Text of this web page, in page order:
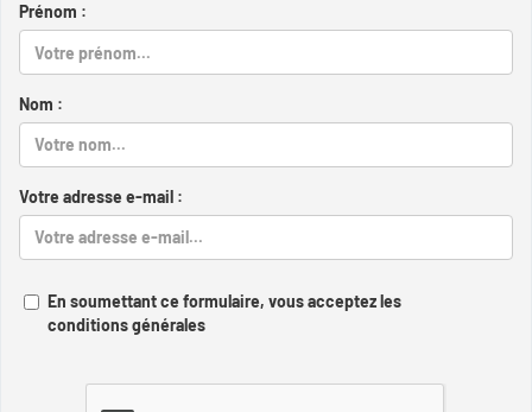
Prénom :
Nom :
Votre adresse e-mail :
En soumettant ce formulaire, vous acceptez les
conditions générales